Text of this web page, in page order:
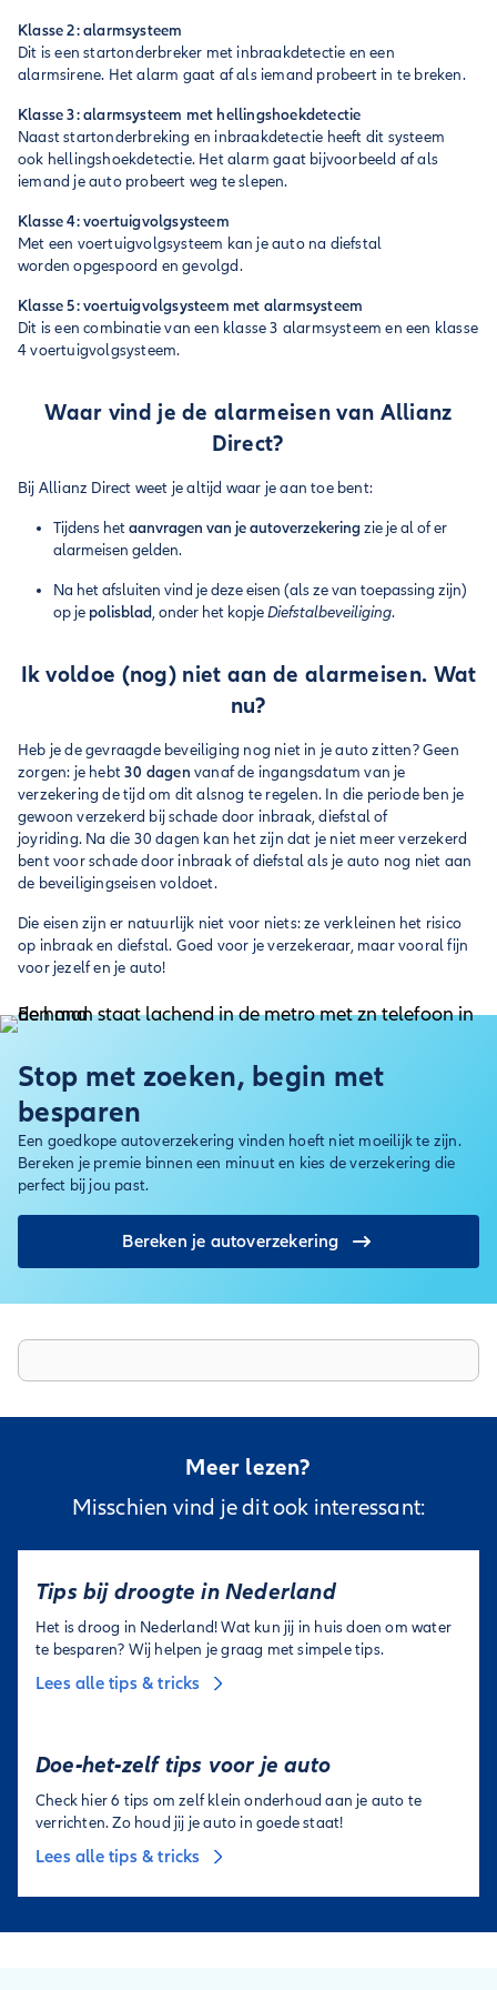
Klasse 2: alarmsysteem
Dit is een startonderbreker met inbraakdetectie en een
alarmsirene. Het alarm gaat af als iemand probeert in te breken.
Klasse 3: alarmsysteem met hellingshoekdetectie
Naast startonderbreking en inbraakdetectie heeft dit systeem
ook hellingshoekdetectie. Het alarm gaat bijvoorbeeld af als
iemand je auto probeert weg te slepen.
Klasse 4: voertuigvolgsysteem
Met een voertuigvolgsysteem kan je auto na diefstal
worden opgespoord en gevolgd.
Klasse 5: voertuigvolgsysteem met alarmsysteem
Dit is een combinatie van een klasse 3 alarmsysteem en een klasse
4 voertuigvolgsysteem.
Waar vind je de alarmeisen van Allianz
Direct?
Bij Allianz Direct weet je altijd waar je aan toe bent:
Tijdens hetaanvragen van je autoverzekeringzie je al of er
alarmeisen gelden.
Na het afsluiten vind je deze eisen (als ze van toepassing zijn)
op je polisblad, onder het kopjeDiefstalbeveiliging.
Ik voldoe (nog) niet aan de alarmeisen. Wat
nu?
Heb je de gevraagde beveiliging nog niet in je auto zitten? Geen
zorgen: je hebt30 dagen vanaf de ingangsdatum van je
verzekering de tijd om dit alsnog te regelen. In die periode ben je
gewoon verzekerd bij schade door inbraak, diefstal of
joyriding. Na die 30 dagen kan het zijn dat je niet meer verzekerd
bent voor schade door inbraak of diefstal als je auto nog niet aan
de beveiligingseisen voldoet.
Die eisen zijn er natuurlijk niet voor niets: ze verkleinen het risico
op inbraak en diefstal. Goed voor je verzekeraar, maar vooral fijn
voor jezelf en je auto!
Stop met zoeken, begin met
besparen
Een goedkope autoverzekering vinden hoeft niet moeilijk te zijn.
Bereken je premie binnen een minuut en kies de verzekering die
perfect bij jou past.
Bereken je autoverzekering
Meer lezen?
Misschien vind je dit ook interessant:
Tips bij droogte in Nederland
Het is droog in Nederland! Wat kun jij in huis doen om water
te besparen? Wij helpen je graag met simpele tips.
Lees alle tips & tricks
Doe-het-zelf tips voor je auto
Check hier 6 tips om zelf klein onderhoud aan je auto te
verrichten. Zo houd jij je auto in goede staat!
Lees alle tips & tricks